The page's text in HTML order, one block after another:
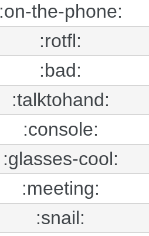
:on-the-phone:
:rotfl:
:bad:
:talktohand:
:console:
:glasses-cool:
:meeting:
:snail: